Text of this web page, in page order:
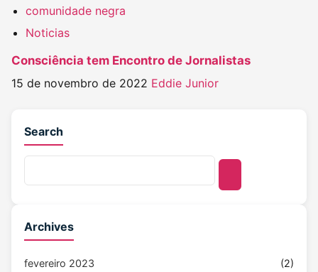
comunidade negra
Noticias
Consciência tem Encontro de Jornalistas
15 de novembro de 2022 Eddie Junior
Search
Archives
fevereiro 2023 (2)